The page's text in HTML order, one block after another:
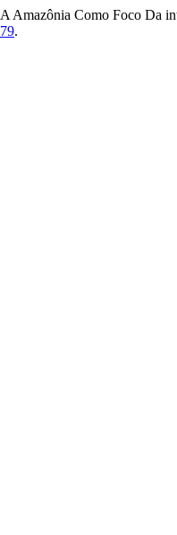
Amazônia Como Foco Da
.